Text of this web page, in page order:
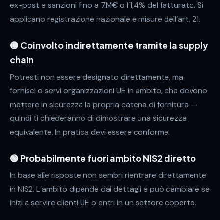
ex-post e sanzioni fino a 7M€ o l’1,4% del fatturato. Si
applicano registrazione nazionale e misure dell’art. 21.
🟡 Coinvolto indirettamente tramite la supply
chain
Potresti non essere designato direttamente, ma
fornisci o servi organizzazioni UE in ambito, che devono
mettere in sicurezza la propria catena di fornitura —
quindi ti chiederanno di dimostrare una sicurezza
equivalente. In pratica devi essere conforme.
🟢 Probabilmente fuori ambito NIS2 diretto
In base alle risposte non sembri rientrare direttamente
in NIS2. L’ambito dipende dai dettagli e può cambiare se
inizi a servire clienti UE o entri in un settore coperto.